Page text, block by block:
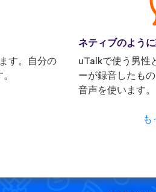
す。自分の
ネティブのよう
uTalkで使う男性
ーが録音したも
音声を使います。
も